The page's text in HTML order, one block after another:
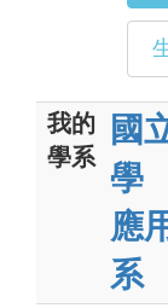
我的
學系
國
學
應
系